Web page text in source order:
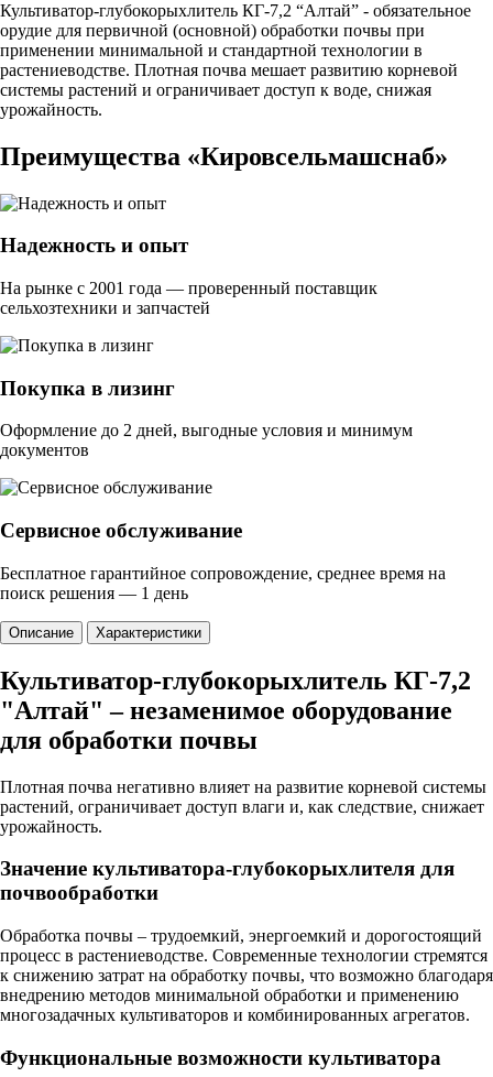
Культиватор-глубокорыхлитель КГ-7,2 “Алтай” - обязательное
орудие для первичной (основной) обработки почвы при
применении минимальной и стандартной технологии в
растениеводстве. Плотная почва мешает развитию корневой
системы растений и ограничивает доступ к воде, снижая
урожайность.
Преимущества «Кировсельмашснаб»
Надежность и опыт
На рынке с 2001 года — проверенный поставщик
сельхозтехники и запчастей
Покупка в лизинг
Оформление до 2 дней, выгодные условия и минимум
документов
Сервисное обслуживание
Бесплатное гарантийное сопровождение, среднее время на
поиск решения — 1 день
Описание Характеристики
Культиватор-глубокорыхлитель КГ-7,2
"Алтай" – незаменимое оборудование
для обработки почвы
Плотная почва негативно влияет на развитие корневой системы
растений, ограничивает доступ влаги и, как следствие, снижает
урожайность.
Значение культиватора-глубокорыхлителя для
почвообработки
Обработка почвы – трудоемкий, энергоемкий и дорогостоящий
процесс в растениеводстве. Современные технологии стремятся
к снижению затрат на обработку почвы, что возможно благодаря
внедрению методов минимальной обработки и применению
многозадачных культиваторов и комбинированных агрегатов.
Функциональные возможности культиватора